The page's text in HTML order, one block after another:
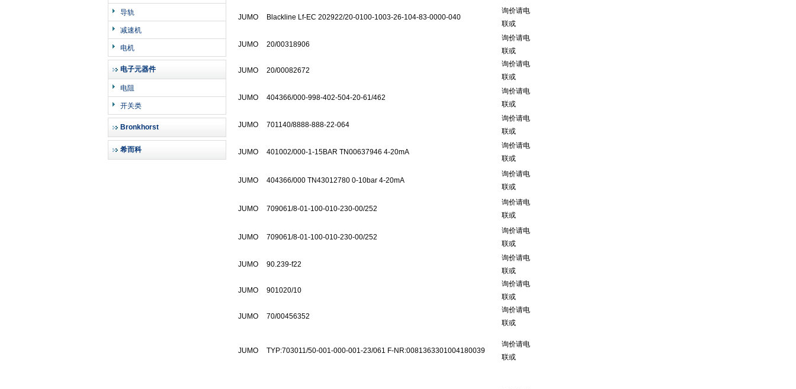
导轨
减速机
电机
电子元器件
电阻
开关类
Bronkhorst
希而科
JUMO Blackline Lf-EC 202922/20-0100-1003-26-104-83-0000-040
询价请电
联或
JUMO 20/00318906
询价请电
联或
JUMO 20/00082672
询价请电
联或
JUMO 404366/000-998-402-504-20-61/462
询价请电
联或
JUMO 701140/8888-888-22-064
询价请电
联或
JUMO 401002/000-1-15BAR TN00637946 4-20mA
询价请电
联或
JUMO 404366/000 TN43012780 0-10bar 4-20mA
询价请电
联或
JUMO 709061/8-01-100-010-230-00/252
询价请电
联或
JUMO 709061/8-01-100-010-230-00/252
询价请电
联或
JUMO 90.239-f22
询价请电
联或
JUMO 901020/10
询价请电
联或
JUMO 70/00456352
询价请电
联或
JUMO TYP:703011/50-001-000-001-23/061 F-NR:0081363301004180039
询价请电
联或